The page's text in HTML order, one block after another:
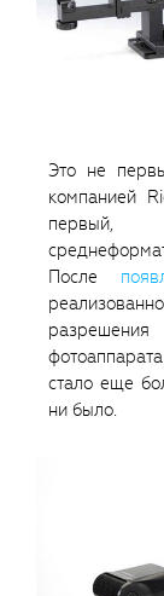
Это не
компанией
первый,
После
стало еще
ни было.